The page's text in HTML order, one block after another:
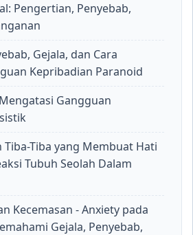
Pengertian, Penyebab,
Gejala, dan Cara
Kepribadian Paranoid
Gangguan
Tiba-Tiba yang Membuat Hati
Tubuh Seolah Dalam
Kecemasan - Anxiety pada
Gejala, Penyebab,